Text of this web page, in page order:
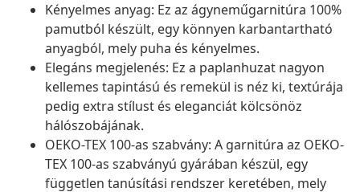
Kényelmes anyag: Ez az ágyneműgarnitúra 100%
pamutból készült, egy könnyen karbantartható
anyagból, mely puha és kényelmes.
Elegáns megjelenés: Ez a paplanhuzat nagyon
kellemes tapintású és remekül is néz ki, textúrája
pedig extra stílust és eleganciát kölcsönöz
hálószobájának.
OEKO-TEX 100-as szabvány: A garnitúra az OEKO-
TEX 100-as szabványú gyárában készül, egy
független tanúsítási rendszer keretében, mely